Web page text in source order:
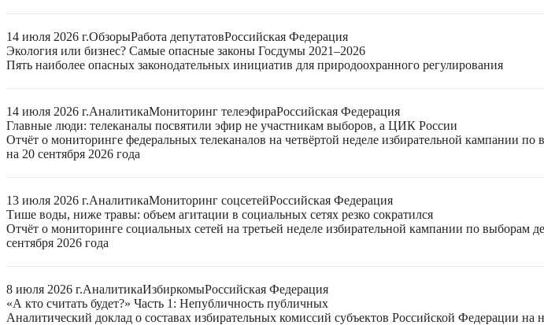
14 июля 2026 г.ОбзорыРабота депутатовРоссийская Федерация
Экология или бизнес? Самые опасные законы Госдумы 2021–2026
Пять наиболее опасных законодательных инициатив для природоохранного регулирования
14 июля 2026 г.АналитикаМониторинг телеэфираРоссийская Федерация
Главные люди: телеканалы посвятили эфир не участникам выборов, а ЦИК России
Отчёт о мониторинге федеральных телеканалов на четвёртой неделе избирательной кампании
на 20 сентября 2026 года
13 июля 2026 г.АналитикаМониторинг соцсетейРоссийская Федерация
Тише воды, ниже травы: объем агитации в социальных сетях резко сократился
Отчёт о мониторинге социальных сетей на третьей неделе избирательной кампании по
сентября 2026 года
8 июля 2026 г.АналитикаИзбиркомыРоссийская Федерация
«А кто считать будет?» Часть 1: Непубличность публичных
Аналитический доклад о составах избирательных комиссий субъектов Российской Федерации